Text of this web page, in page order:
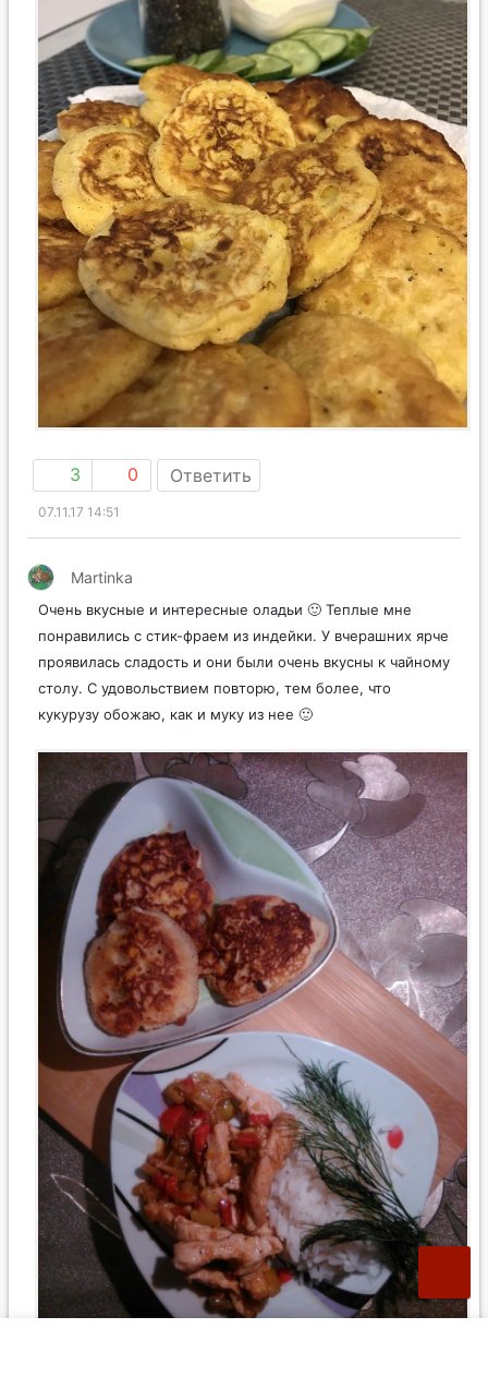
3 0 Ответить
07.11.17 14:51
Martinka
Очень вкусные и интересные оладьи 🙂 Теплые мне
понравились с стик-фраем из индейки. У вчерашних ярче
проявилась сладость и они были очень вкусны к чайному
столу. С удовольствием повторю, тем более, что
кукурузу обожаю, как и муку из нее 🙂